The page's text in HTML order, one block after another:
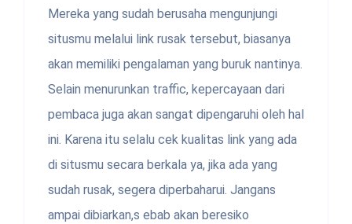
Mereka yang sudah berusaha mengunjungi
situsmu melalui link rusak tersebut, biasanya
akan memiliki pengalaman yang buruk nantinya.
Selain menurunkan traffic, kepercayaan dari
pembaca juga akan sangat dipengaruhi oleh hal
ini. Karena itu selalu cek kualitas link yang ada
di situsmu secara berkala ya, jika ada yang
sudah rusak, segera diperbaharui. Jangans
ampai dibiarkan,s ebab akan beresiko